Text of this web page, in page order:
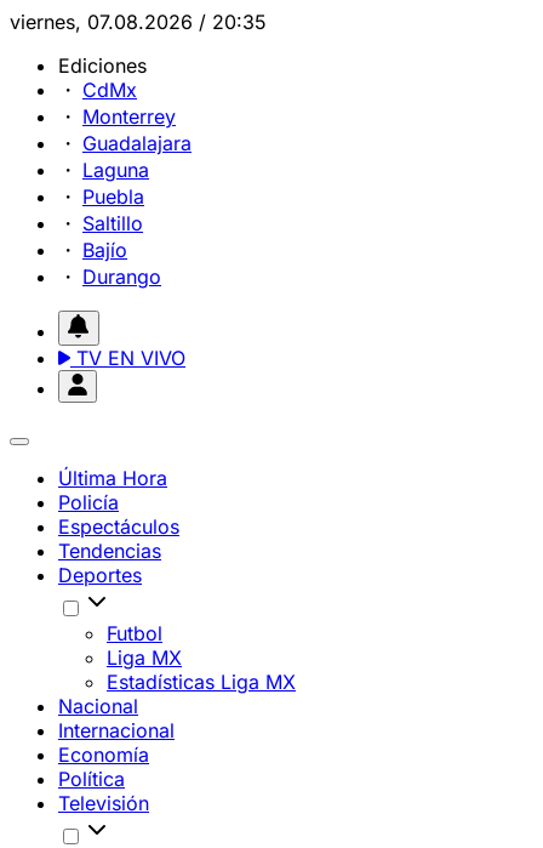
viernes, 07.08.2026 / 20:35
Ediciones
CdMx
Monterrey
Guadalajara
Laguna
Puebla
Saltillo
Bajío
Durango
TV EN VIVO
Última Hora
Policía
Espectáculos
Tendencias
Deportes
Futbol
Liga MX
Estadísticas Liga MX
Nacional
Internacional
Economía
Política
Televisión